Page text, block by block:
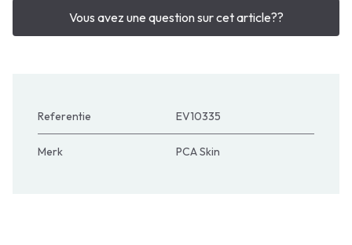
Vous avez une question sur cet article??
Referentie EV10335
Merk PCA Skin